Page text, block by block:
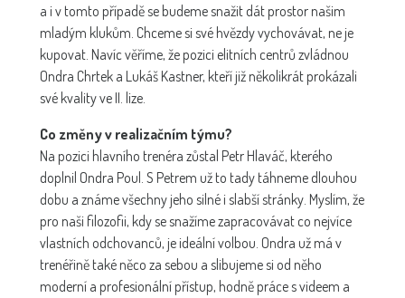
a i v tomto případě se budeme snažit dát prostor našim
mladým klukům. Chceme si své hvězdy vychovávat, ne je
kupovat. Navíc věříme, že pozici elitních centrů zvládnou
Ondra Chrtek a Lukáš Kastner, kteří již několikrát prokázali
své kvality ve II. lize.
Co změny v realizačním týmu?
Na pozici hlavního trenéra zůstal Petr Hlaváč, kterého
doplnil Ondra Poul. S Petrem už to tady táhneme dlouhou
dobu a známe všechny jeho silné i slabší stránky. Myslím, že
pro naši filozofii, kdy se snažíme zapracovávat co nejvíce
vlastních odchovanců, je ideální volbou. Ondra už má v
trenéřině také něco za sebou a slibujeme si od něho
moderní a profesionální přístup, hodně práce s videem a